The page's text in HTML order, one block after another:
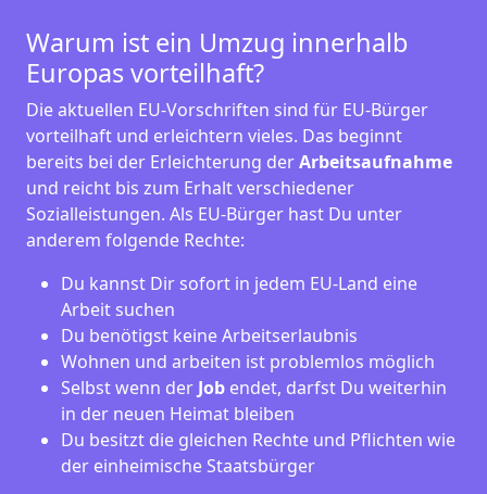
Warum ist ein Umzug innerhalb
Europas vorteilhaft?
Die aktuellen EU-Vorschriften sind für EU-Bürger
vorteilhaft und erleichtern vieles. Das beginnt
bereits bei der Erleichterung derArbeitsaufnahme
und reicht bis zum Erhalt verschiedener
Sozialleistungen. Als EU-Bürger hast Du unter
anderem folgende Rechte:
Du kannst Dir sofort in jedem EU-Land eine
Arbeit suchen
Du benötigst keine Arbeitserlaubnis
Wohnen und arbeiten ist problemlos möglich
Selbst wenn der Job endet, darfst Du weiterhin
in der neuen Heimat bleiben
Du besitzt die gleichen Rechte und Pflichten wie
der einheimische Staatsbürger